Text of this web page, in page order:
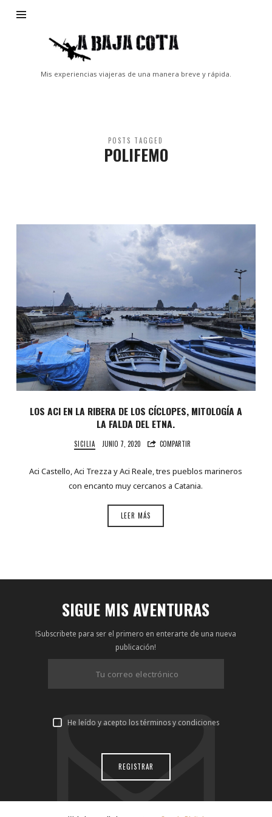
Baja
Cota
Mis experiencias viajeras de una manera breve y rápida.
POSTS TAGGED
POLIFEMO
LOS ACI EN LA RIBERA DE LOS CÍCLOPES, MITOLOGÍA A
LA FALDA DEL ETNA.
SICILIA JUNIO 7, 2020 COMPARTIR
Aci Castello, Aci Trezza y Aci Reale, tres pueblos marineros
con encanto muy cercanos a Catania.
LEER MÁS
SIGUE MIS AVENTURAS
!Subscribete para ser el primero en enterarte de una nueva
publicación!
He leído y acepto los términos y condiciones